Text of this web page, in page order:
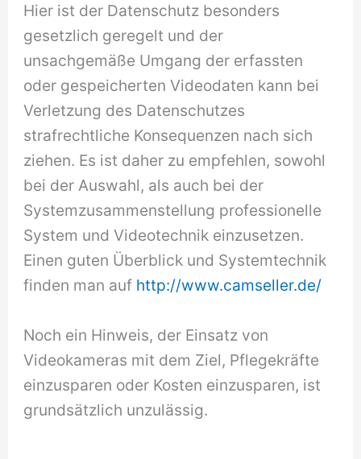
Hier ist der Datenschutz besonders
gesetzlich geregelt und der
unsachgemäße Umgang der erfassten
oder gespeicherten Videodaten kann bei
Verletzung des Datenschutzes
strafrechtliche Konsequenzen nach sich
ziehen. Es ist daher zu empfehlen, sowohl
bei der Auswahl, als auch bei der
Systemzusammenstellung professionelle
System und Videotechnik einzusetzen.
Einen guten Überblick und Systemtechnik
finden man auf http://www.camseller.de/
Noch ein Hinweis, der Einsatz von
Videokameras mit dem Ziel, Pflegekräfte
einzusparen oder Kosten einzusparen, ist
grundsätzlich unzulässig.